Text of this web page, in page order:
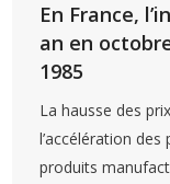
En France,
an en
1985
La hausse des
l’accélération des
produits